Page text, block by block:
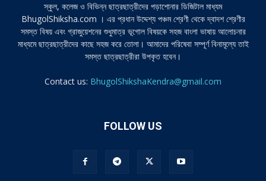
স্কুল, কলেজ ও বিভিন্ন ছাত্রছাত্রীদের পড়াশোনার ডিজিটাল মাধ্যম
BhugolShiksha.com । এর প্রধান উদ্দেশ্য পঞ্চম শ্রেণী থেকে দ্বাদশ শ্রেণীর
সমস্ত বিষয় এবং গ্রাজুয়েশনের শুধুমাত্র ভূগোল বিষয়কে সহজ বাংলা ভাষায় আলোচনার
মাধ্যমে ছাত্রছাত্রীদের কাছে সহজ করে তোলা। আমাদের পরিষেবা সম্পূর্ণ বিনামূল্যে তাই
সমস্ত ছাত্রছাত্রীরা উপকৃত হবেন।
Contact us: BhugolShikshaKendra@gmail.com
FOLLOW US